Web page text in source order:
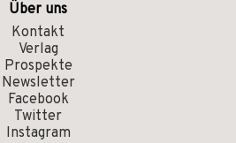
Über uns
Kontakt
Verlag
Prospekte
Newsletter
Facebook
Twitter
Instagram